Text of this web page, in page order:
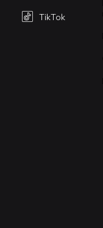
TikTok